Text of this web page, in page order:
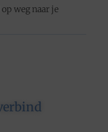
weg naar je